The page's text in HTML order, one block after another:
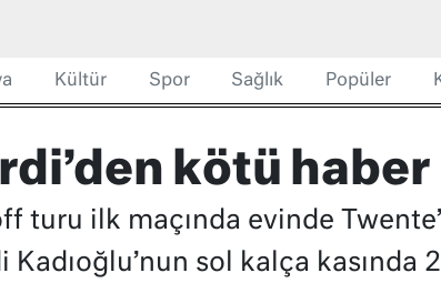
Kültür Spor Sağlık Popüler
kötü haber
turu ilk maçında evinde
sol kalça kasında